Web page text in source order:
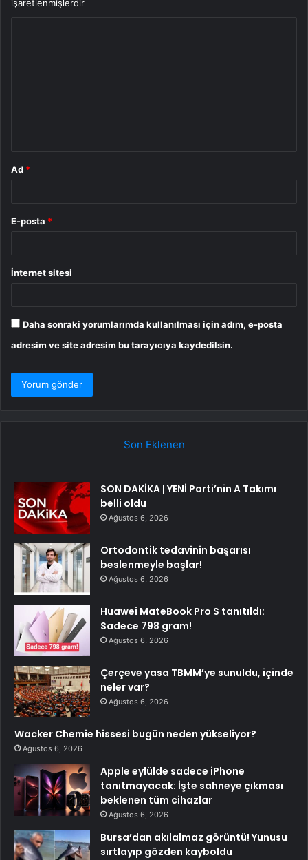
işaretlenmişlerdir
Ad *
E-posta *
İnternet sitesi
Daha sonraki yorumlarımda kullanılması için adım, e-posta
adresim ve site adresim bu tarayıcıya kaydedilsin.
Son Eklenen
SON DAKİKA | YENİ Parti’nin A Takımı
belli oldu
Ağustos 6, 2026
Ortodontik tedavinin başarısı
beslenmeyle başlar!
Ağustos 6, 2026
Huawei MateBook Pro S tanıtıldı:
Sadece 798 gram!
Ağustos 6, 2026
Çerçeve yasa TBMM’ye sunuldu, içinde
neler var?
Ağustos 6, 2026
Wacker Chemie hissesi bugün neden yükseliyor?
Ağustos 6, 2026
Apple eylülde sadece iPhone
tanıtmayacak: İşte sahneye çıkması
beklenen tüm cihazlar
Ağustos 6, 2026
Bursa’dan akılalmaz görüntü! Yunusu
sırtlayıp gözden kayboldu